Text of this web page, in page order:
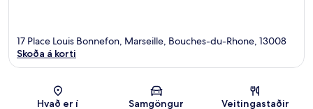
Kort
17 Place Louis Bonnefon, Marseille, Bouches-du-Rhone, 13008
Skoða á korti
Hvað er í
Samgöngur Veitingastaðir